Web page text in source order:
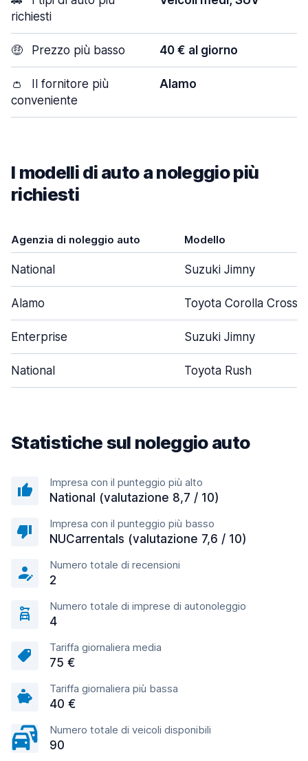
richiesti
🤑 Prezzo più basso 40 € al giorno
👛
Il fornitore più
conveniente
Alamo
I modelli di auto a noleggio più
richiesti
Agenzia di noleggio auto Modello
National Suzuki Jimny
Alamo Toyota Corolla Cross
Enterprise Suzuki Jimny
National Toyota Rush
Statistiche sul noleggio auto
Impresa con il punteggio più alto
National (valutazione 8,7 / 10)
Impresa con il punteggio più basso
NUCarrentals (valutazione 7,6 / 10)
Numero totale di recensioni
2
Numero totale di imprese di autonoleggio
4
Tariffa giornaliera media
75 €
Tariffa giornaliera più bassa
40 €
Numero totale di veicoli disponibili
90